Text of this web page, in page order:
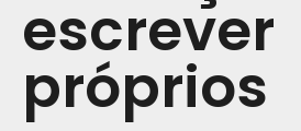
próprios